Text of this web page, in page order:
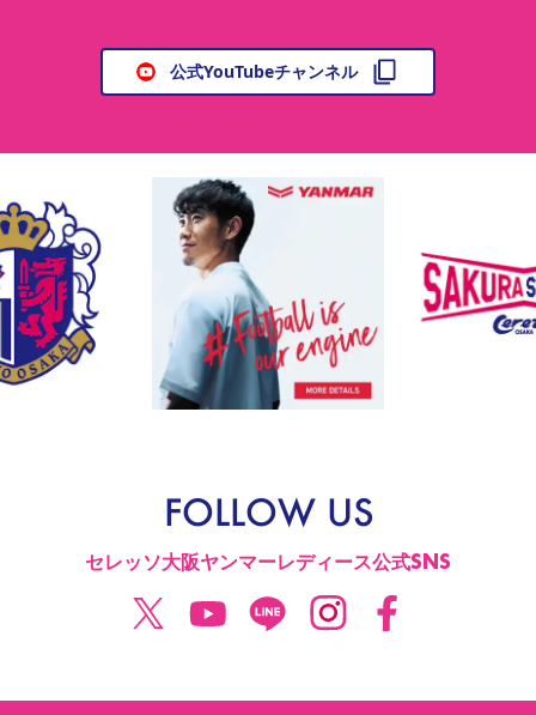
公式YouTubeチャンネル
FOLLOW US
セレッソ大阪ヤンマーレディース公式SNS